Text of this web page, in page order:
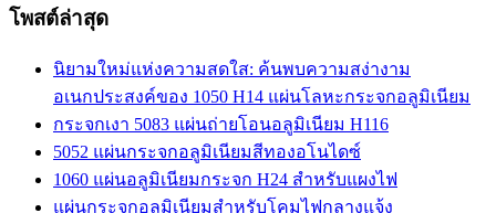
โพสต์ล่าสุด
นิยามใหม่แห่งความสดใส: ค้นพบความสง่างาม
อเนกประสงค์ของ 1050 H14 แผ่นโลหะกระจกอลูมิเนียม
กระจกเงา 5083 แผ่นถ่ายโอนอลูมิเนียม H116
5052 แผ่นกระจกอลูมิเนียมสีทองอโนไดซ์
1060 แผ่นอลูมิเนียมกระจก H24 สำหรับแผงไฟ
แผ่นกระจกอลูมิเนียมสำหรับโคมไฟกลางแจ้ง